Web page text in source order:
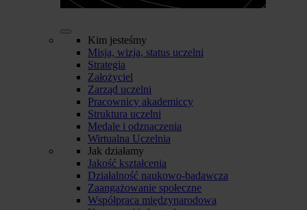
Kim jesteśmy
Misja, wizja, status uczelni
Strategia
Założyciel
Zarząd uczelni
Pracownicy akademiccy
Struktura uczelni
Medale i odznaczenia
Wirtualna Uczelnia
Jak działamy
Jakość kształcenia
Działalność naukowo-badawcza
Zaangażowanie społeczne
Współpraca międzynarodowa